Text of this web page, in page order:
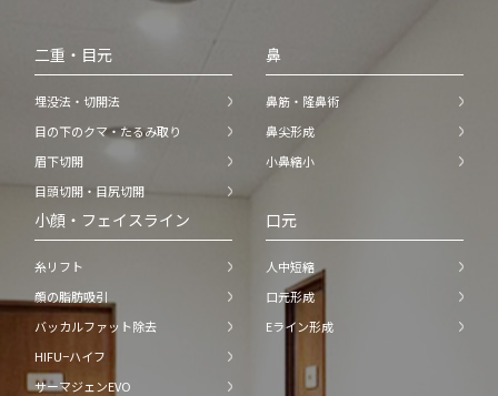
二重・目元
埋没法・切開法
目の下のクマ・たるみ取り
眉下切開
目頭切開・目尻切開
鼻
鼻筋・隆鼻術
鼻尖形成
小鼻縮小
小顔・フェイスライン
糸リフト
顔の脂肪吸引
バッカルファット除去
HIFU−ハイフ
サーマジェンEVO
口元
人中短縮
口元形成
Eライン形成